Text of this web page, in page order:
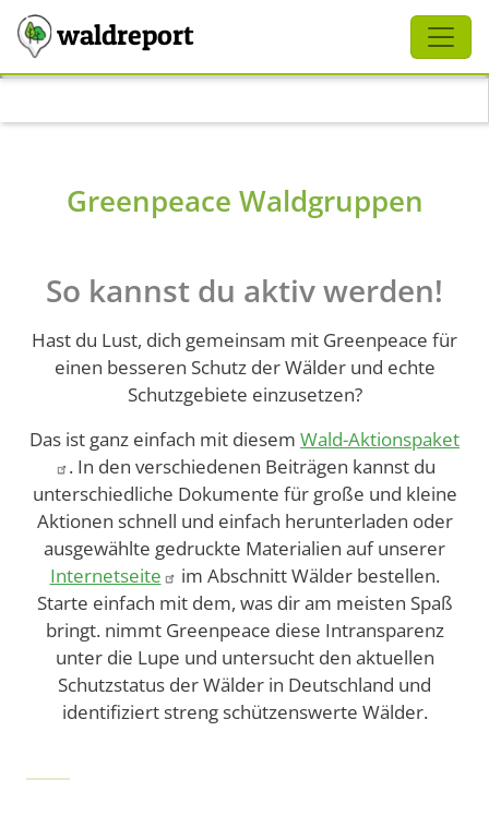
waldreport
Greenpeace Waldgruppen
So kannst du aktiv werden!
Hast du Lust, dich gemeinsam mit Greenpeace für
einen besseren Schutz der Wälder und echte
Schutzgebiete einzusetzen?
Das ist ganz einfach mit diesem Wald-Aktionspaket
. In den verschiedenen Beiträgen kannst du
unterschiedliche Dokumente für große und kleine
Aktionen schnell und einfach herunterladen oder
ausgewählte gedruckte Materialien auf unserer
Internetseite
im Abschnitt Wälder bestellen.
Starte einfach mit dem, was dir am meisten Spaß
bringt. nimmt Greenpeace diese Intransparenz
unter die Lupe und untersucht den aktuellen
Schutzstatus der Wälder in Deutschland und
identifiziert streng schützenswerte Wälder.
Schliessen